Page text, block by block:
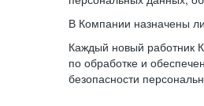
В Компании назначены
Каждый новый работник
по обработке и
безопасности